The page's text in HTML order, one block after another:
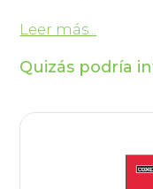
Leer más...
Quizás podría